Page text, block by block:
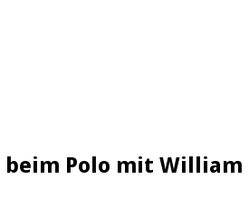
beim Polo mit William